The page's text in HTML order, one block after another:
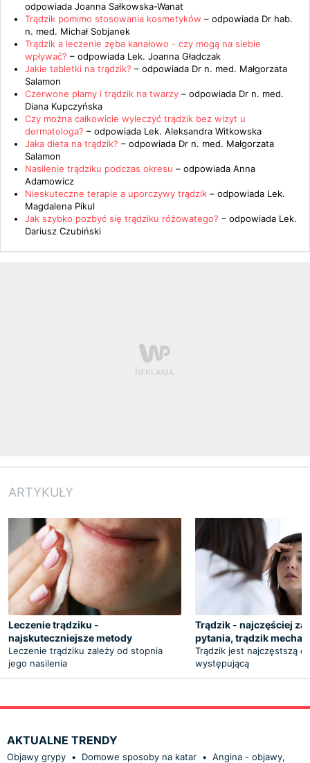
odpowiada Joanna Sałkowska-Wanat
Trądzik pomimo stosowania kosmetyków – odpowiada Dr hab.
n. med. Michał Sobjanek
Trądzik a leczenie zęba kanałowo - czy mogą na siebie
wpływać? – odpowiada Lek. Joanna Gładczak
Jakie tabletki na trądzik? – odpowiada Dr n. med. Małgorzata
Salamon
Czerwone plamy i trądzik na twarzy – odpowiada Dr n. med.
Diana Kupczyńska
Czy można całkowicie wyleczyć trądzik bez wizyt u
dermatologa? – odpowiada Lek. Aleksandra Witkowska
Jaka dieta na trądzik? – odpowiada Dr n. med. Małgorzata
Salamon
Nasilenie trądziku podczas okresu – odpowiada Anna
Adamowicz
Nieskuteczne terapie a uporczywy trądzik – odpowiada Lek.
Magdalena Pikul
Jak szybko pozbyć się trądziku różowatego? – odpowiada Lek.
Dariusz Czubiński
ARTYKUŁY
Leczenie trądziku -
najskuteczniejsze metody
Leczenie trądziku zależy od stopnia
jego nasilenia
Trądzik - najczęściej
pytania, trądzik
Trądzik jest najczęstszą
występującą
AKTUALNE TRENDY
Objawy grypy • Domowe sposoby na katar • Angina - objawy,